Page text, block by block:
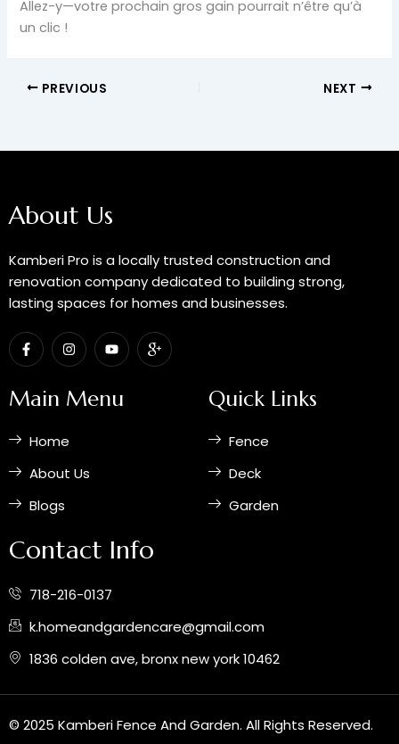
Allez-y—votre prochain gros gain pourrait n’être qu’à
un clic !
PREVIOUS NEXT
About Us
Kamberi Pro is a locally trusted construction and
renovation company dedicated to building strong,
lasting spaces for homes and businesses.
F
a
c
b
o
-
I
n
s
a
g
m
Y
o
u
u
b
I
c
o
Main Menu
Home
About Us
Blogs
Quick Links
Fence
Deck
Garden
Contact Info
718-216-0137
k.homeandgardencare@gmail.com
1836 colden ave, bronx new york 10462
© 2025 Kamberi Fence And Garden. All Rights Reserved.